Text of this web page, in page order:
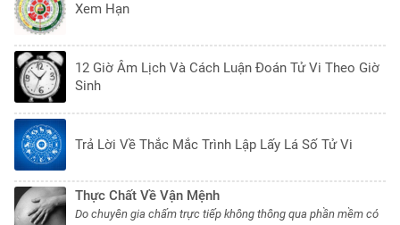
Xem Hạn
12 Giờ Âm Lịch Và Cách Luận Đoán Tử Vi Theo Giờ
Sinh
Trả Lời Về Thắc Mắc Trình Lập Lấy Lá Số Tử Vi
Thực Chất Về Vận Mệnh
Do chuyên gia chấm trực tiếp không thông qua phần mềm có